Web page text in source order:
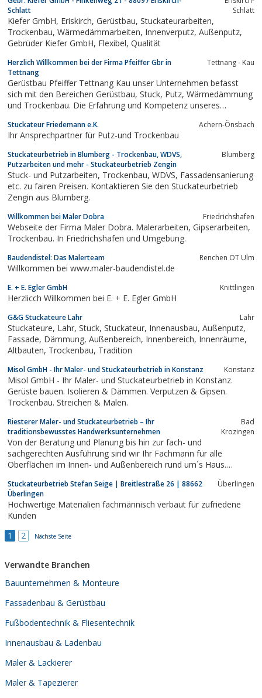
Schlatt
Schlatt
Kiefer GmbH, Eriskirch, Gerüstbau, Stuckateurarbeiten,
Trockenbau, Wärmedämmarbeiten, Innenverputz, Außenputz,
Gebrüder Kiefer GmbH, Flexibel, Qualität
Herzlich Willkommen bei der Firma Pfeiffer Gbr in
Tettnang
Tettnang - Kau
Gerüstbau Pfeiffer Tettnang Kau unser Unternehmen befasst
sich mit den Bereichen Gerüstbau, Stuck, Putz, Wärmedämmung
und Trockenbau. Die Erfahrung und Kompetenz unseres
zügige Abwicklung Ihrer Aufträge.
Stuckateur Friedemann e.K. Achern-Önsbach
Ihr Ansprechpartner für Putz-und Trockenbau
Stuckateurbetrieb in Blumberg - Trockenbau, WDVS,
Putzarbeiten und mehr - Stuckateurbetrieb Zengin
Blumberg
Stuck- und Putzarbeiten, Trockenbau, WDVS, Fassadensanierung
etc. zu fairen Preisen. Kontaktieren Sie den Stuckateurbetrieb
Zengin aus Blumberg.
Willkommen bei Maler Dobra Friedrichshafen
Webseite der Firma Maler Dobra. Malerarbeiten, Gipserarbeiten,
Trockenbau. In Friedrichshafen und Umgebung.
Baudendistel: Das Malerteam Renchen OT Ulm
Willkommen bei www.maler-baudendistel.de
E. + E. Egler GmbH Knittlingen
Herzlicch Willkommen bei E. + E. Egler GmbH
G&G Stuckateure Lahr Lahr
Stuckateure, Lahr, Stuck, Stuckateur, Innenausbau, Außenputz,
Fassade, Dämmung, Außenbereich, Innenbereich, Innenräume,
Altbauten, Trockenbau, Tradition
Misol GmbH - Ihr Maler- und Stuckateurbetrieb in Konstanz Konstanz
Misol GmbH - Ihr Maler- und Stuckateurbetrieb in Konstanz.
Gerüste bauen. Isolieren & Dämmen. Verputzen & Gipsen.
Trockenbau. Streichen & Malen.
Riesterer Maler- und Stuckateurbetrieb – Ihr
traditionsbewusstes Handwerksunternehmen
Bad
Krozingen
Von der Beratung und Planung bis hin zur fach- und
sachgerechten Ausführung sind wir Ihr Fachmann für alle
Oberflächen im Innen- und Außenbereich rund um´s Haus.
Stuckateurbetrieb Stefan Seige | Breitlestraße 26 | 88662
Überlingen
Überlingen
Hochwertige Materialien fachmännisch verbaut für zufriedene
Kunden
1
2 Nächste Seite
Verwandte Branchen
Bauunternehmen & Monteure
Fassadenbau & Gerüstbau
Fußbodentechnik & Fliesentechnik
Innenausbau & Ladenbau
Maler & Lackierer
Maler & Tapezierer